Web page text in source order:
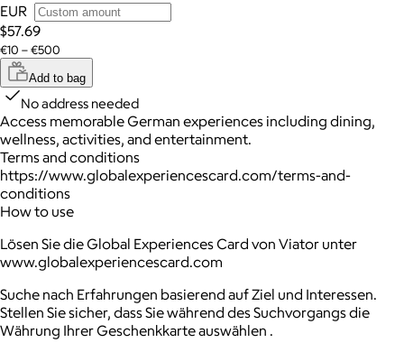
EUR
$57.69
€10 – €500
Add to bag
No address needed
Access memorable German experiences including dining,
wellness, activities, and entertainment.
Terms and conditions
https://www.globalexperiencescard.com/terms-and-
conditions
How to use
Lösen Sie die Global Experiences Card von Viator unter
www.globalexperiencescard.com
Suche nach Erfahrungen basierend auf Ziel und Interessen.
Stellen Sie sicher, dass Sie während des Suchvorgangs die
Währung Ihrer Geschenkkarte auswählen .